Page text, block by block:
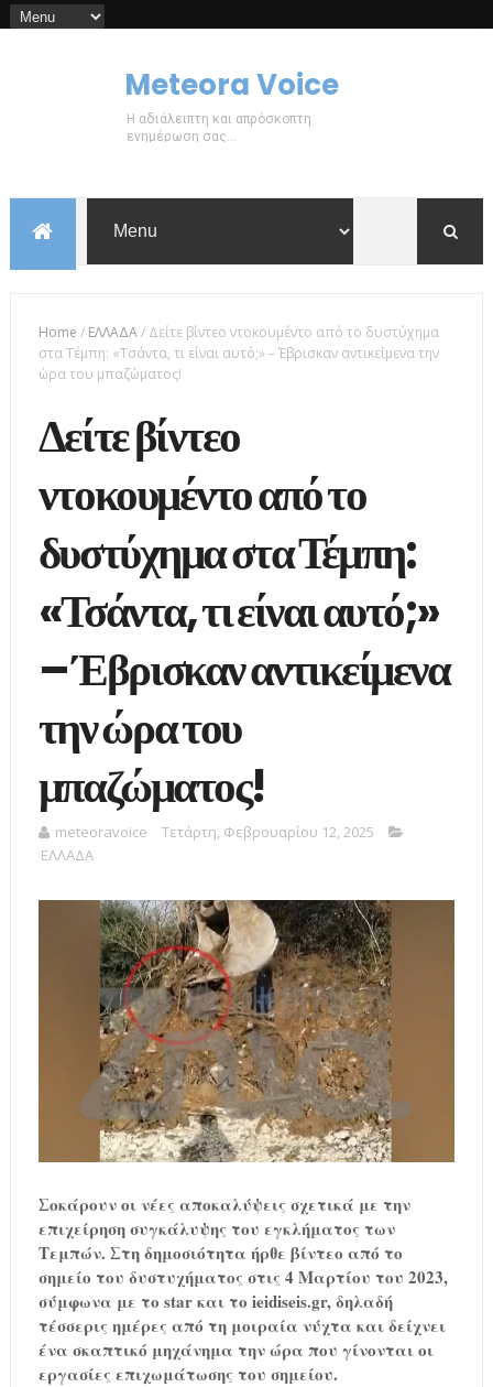
Meteora Voice
Η αδιάλειπτη και απρόσκοπτη
ενημέρωση σας...
Home / ΕΛΛΑΔΑ/ Δείτε βίντεο ντοκουμέντο από το δυστύχημα
στα Τέμπη: «Τσάντα, τι είναι αυτό;» – Έβρισκαν αντικείμενα την
ώρα του μπαζώματος!
Δείτε βίντεο
ντοκουμέντο από το
δυστύχημα στα Τέμπη:
«Τσάντα, τι είναι αυτό;»
– Έβρισκαν αντικείμενα
την ώρα του
μπαζώματος!
meteoravoice
Τετάρτη, Φεβρουαρίου 12, 2025
ΕΛΛΑΔΑ
Σοκάρουν οι νέες αποκαλύψεις σχετικά με την
επιχείρηση συγκάλυψης του εγκλήματος των
Τεμπών. Στη δημοσιότητα ήρθε βίντεο από το
σημείο του δυστυχήματος στις 4 Μαρτίου του 2023,
σύμφωνα με το star και το ieidiseis.gr, δηλαδή
τέσσερις ημέρες από τη μοιραία νύχτα και δείχνει
ένα σκαπτικό μηχάνημα την ώρα που γίνονται οι
εργασίες επιχωμάτωσης του σημείου.